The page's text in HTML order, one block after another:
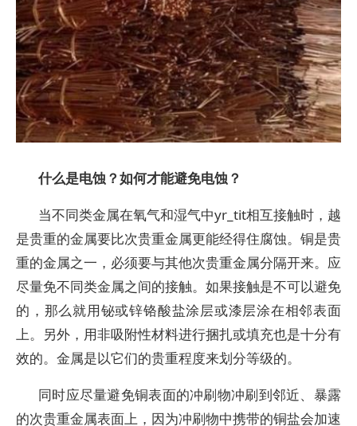
什么是电蚀？如何才能避免电蚀？
当不同类金属在氧气和湿气中yr_tit相互接触时，越
是贵重的金属要比次贵重金属更能经得住腐蚀。铜是贵
重的金属之一，必须要与其他次贵重金属分隔开来。应
尽量免不同类金属之间的接触。如果接触是不可以避免
的，那么就用铋或锌铬酸盐涂层或漆层涂在相邻表面
上。另外，用非吸附性材料进行捆扎或填充也是十分有
效的。金属是以它们的贵重程度来划分等级的。
同时应尽量避免铜表面的冲刷物冲刷到邻近、暴露
的次贵重金属表面上，因为冲刷物中携带的铜盐会加速